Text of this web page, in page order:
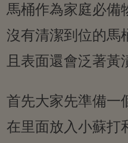
馬桶作為家庭必備
沒有清潔到位的馬
且表面還會泛著黃
首先大家先準備一
在里面放入小蘇打